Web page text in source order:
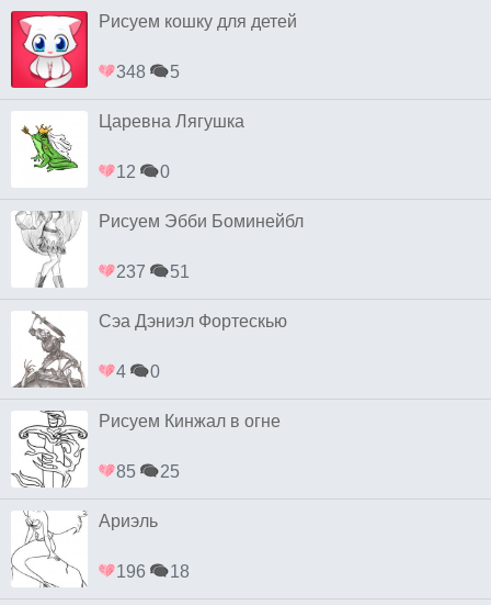
Рисуем кошку для детей
348 5
Царевна Лягушка
12 0
Рисуем Эбби Боминейбл
237 51
Сэа Дэниэл Фортескью
4 0
Рисуем Кинжал в огне
85 25
Ариэль
196 18